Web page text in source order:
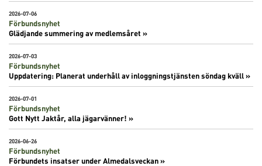
2026-07-06
Förbundsnyhet
Glädjande summering av medlemsåret »
2026-07-03
Förbundsnyhet
Uppdatering: Planerat underhåll av inloggningstjänsten söndag kväll »
2026-07-01
Förbundsnyhet
Gott Nytt Jaktår, alla jägarvänner! »
2026-06-26
Förbundsnyhet
Förbundets insatser under Almedalsveckan »